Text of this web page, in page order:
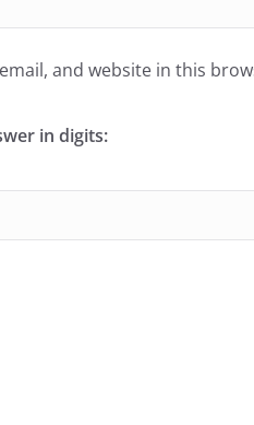
and website in this
in digits: